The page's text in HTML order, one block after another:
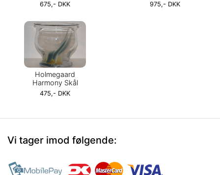
675,- DKK 975,- DKK
Holmegaard
Harmony Skål
475,- DKK
Vi tager imod følgende: